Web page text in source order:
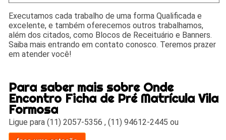
Executamos cada trabalho de uma forma Qualificada e
excelente, e também oferecemos outros trabalhamos,
além dos citados, como Blocos de Receituário e Banners.
Saiba mais entrando em contato conosco. Teremos prazer
em atender você!
Para saber mais sobre Onde
Encontro Ficha de Pré Matrícula Vila
Formosa
Ligue para(11) 2057-5356 ,(11) 94612-2445 ou